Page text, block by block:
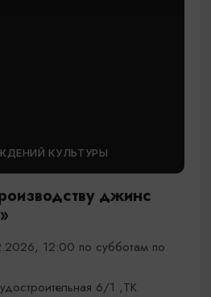
КУЛЬТУРЫ
джинс
12:00 по субботам по
6/1 ,ТК